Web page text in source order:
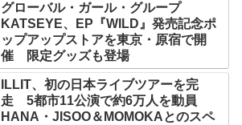
グローバル・ガール・グループ
KATSEYE、EP『WILD』発売記念ポ
ップアップストアを東京・原宿で開
催 限定グッズも登場
ILLIT、初の日本ライブツアーを完
走 5都市11公演で約6万人を動員
HANA・JISOO＆MOMOKAとのスペ